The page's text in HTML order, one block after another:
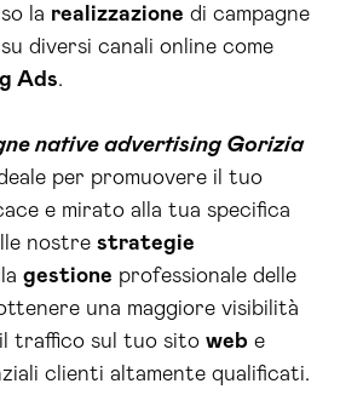
la realizzazione di campagne
diversi canali online come
Ads.
native advertising Gorizia
per promuovere il tuo
e mirato alla tua specifica
nostre strategie
gestione professionale delle
una maggiore visibilità
traffico sul tuo sito web e
clienti altamente qualificati.